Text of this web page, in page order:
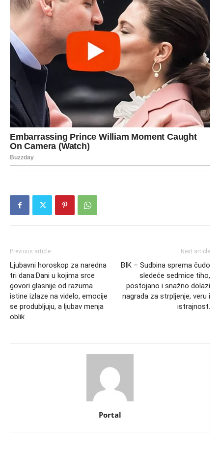
Previous article
Ljubavni horoskop za naredna
tri dana:Dani u kojima srce
govori glasnije od razuma
istine izlaze na videlo, emocije
se produbljuju, a ljubav menja
oblik
Next article
BIK – Sudbina sprema čudo
sledeće sedmice tiho,
postojano i snažno dolazi
nagrada za strpljenje, veru i
istrajnost.
Portal